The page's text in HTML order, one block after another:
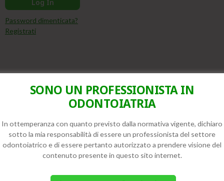
Password dimenticata?
Registrati
Iscriviti alla newsletter
Unisciti alla nostra community e resta aggiornato sulle
Nome (Obbligatorio)
(Obbligatorio)
SONO UN PROFESSIONISTA IN
ODONTOIATRIA
In ottemperanza con quanto previsto dalla normativa vigente, dichiaro
sotto la mia responsabilità di essere un professionista del settore
odontoiatrico e di essere pertanto autorizzato a prendere visione del
contenuto presente in questo sito internet.